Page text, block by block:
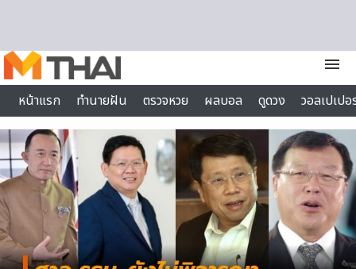
menu
หน้าแรก
ทำนายฝัน ตรวจหวย ผลบอล ดูดวง
วอลเปเป
ไลฟ์สไตล์